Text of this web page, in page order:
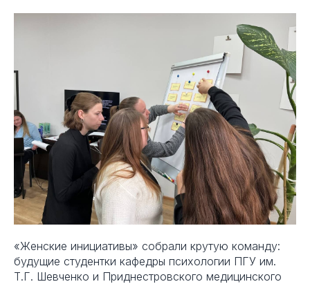
«Женские инициативы» собрали крутую команду:
будущие студентки кафедры психологии ПГУ им.
Т.Г. Шевченко и Приднестровского медицинского